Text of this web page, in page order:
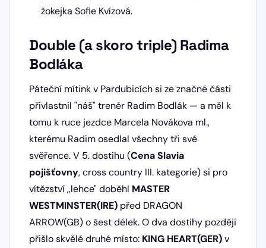
žokejka Sofie Kvízová.
Double (a skoro triple) Radima
Bodláka
Páteční mítink v Pardubicích si ze značné části
přivlastnil "náš" trenér Radim Bodlák — a měl k
tomu k ruce jezdce Marcela Novákova ml.,
kterému Radim osedlal všechny tři své
svěřence. V 5. dostihu (Cena Slavia
pojišťovny, cross country III. kategorie) si pro
vítězství „lehce" doběhl MASTER
WESTMINSTER(IRE) před DRAGON
ARROW(GB) o šest délek. O dva dostihy později
přišlo skvělé druhé místo: KING HEART(GER)v